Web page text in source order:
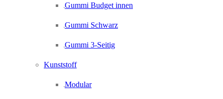
Gummi Budget innen
Gummi Schwarz
Gummi 3-Seitig
Kunststoff
Modular